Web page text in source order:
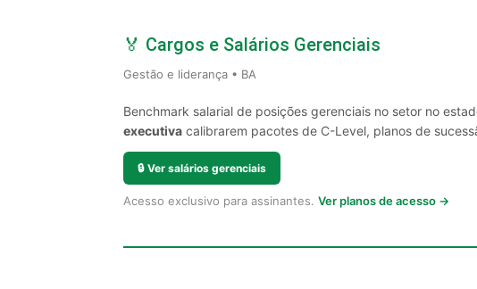
🏅 Cargos e Salários Gerenciais
Gestão e liderança • BA
Benchmark salarial de posições gerenciais no setor no
executiva calibrarem pacotes de C-Level, planos de
🔒 Ver salários gerenciais
Acesso exclusivo para assinantes. Ver planos de acesso →